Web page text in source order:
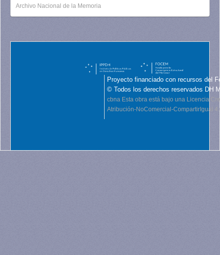
Archivo Nacional de la Memoria
Proyecto financiado con recursos del
© Todos los derechos reservados DH
cbna Esta obra está bajo una Licencia
Atribución-NoComercial-CompartirIgual